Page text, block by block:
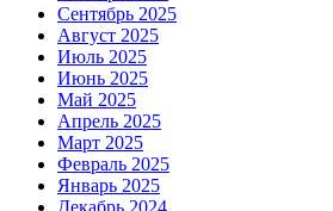
Сентябрь 2025
Август 2025
Июль 2025
Июнь 2025
Май 2025
Апрель 2025
Март 2025
Февраль 2025
Январь 2025
Декабрь 2024